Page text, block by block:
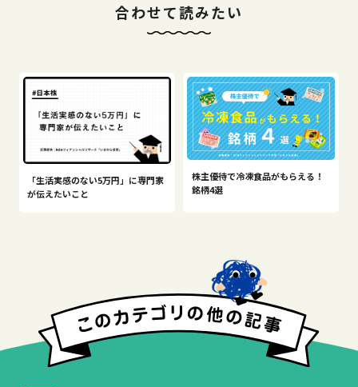
合わせて読みたい
「生活実感のない5万円」に専門家
が伝えたいこと
株主優待で冷凍食品がもらえる！
銘柄4選